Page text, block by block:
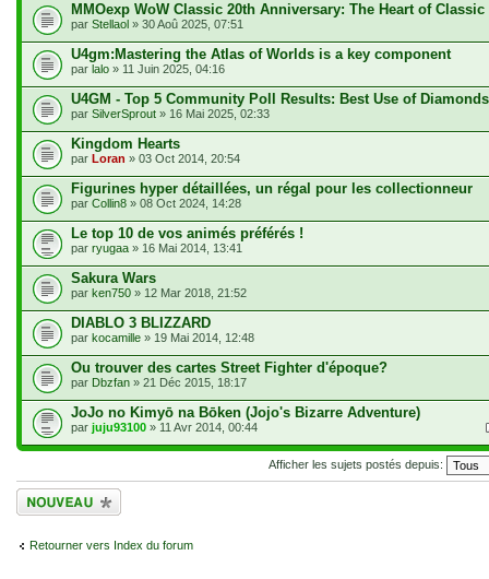
MMOexp WoW Classic 20th Anniversary: The Heart of Classic
par Stellaol » 30 Aoû 2025, 07:51
U4gm:Mastering the Atlas of Worlds is a key component
par lalo » 11 Juin 2025, 04:16
U4GM - Top 5 Community Poll Results: Best Use of
par SilverSprout » 16 Mai 2025, 02:33
Kingdom Hearts
par Loran » 03 Oct 2014, 20:54
Figurines hyper détaillées, un régal pour les collectionneur
par Collin8 » 08 Oct 2024, 14:28
Le top 10 de vos animés préférés !
par ryugaa » 16 Mai 2014, 13:41
Sakura Wars
par ken750 » 12 Mar 2018, 21:52
DIABLO 3 BLIZZARD
par kocamille » 19 Mai 2014, 12:48
Ou trouver des cartes Street Fighter d'époque?
par Dbzfan » 21 Déc 2015, 18:17
JoJo no Kimyō na Bōken (Jojo's Bizarre Adventure)
par juju93100 » 11 Avr 2014, 00:44
Afficher les sujets postés depuis:
Écrire un nouveau
sujet
Retourner vers Index du forum